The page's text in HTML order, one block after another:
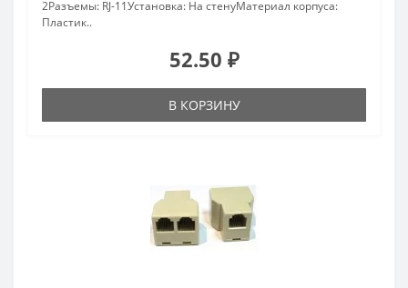
2Разъемы: RJ-11Установка: На стенуМатериал корпуса:
Пластик..
52.50 ₽
В КОРЗИНУ